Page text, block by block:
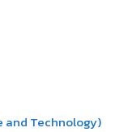
and Technology)